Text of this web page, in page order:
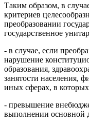
Таким образом, в
критериев
преобразовании
государственное
- в случае, если
нарушение
образования,
занятости населения,
иных сферах, в
- превышение
выполнении основной